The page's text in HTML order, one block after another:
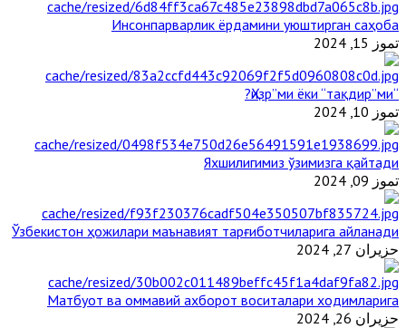
Инсонпарварлик ёрдамини уюштирган саҳоба
تموز 15, 2024
“Ҳизр”ми ёки “тақдир”ми?
تموز 10, 2024
Яхшилигимиз ўзимизга қайтади
تموز 09, 2024
Ўзбекистон ҳожилари маънавият тарғиботчиларига айланади
حزيران 27, 2024
Матбуот ва оммавий ахборот воситалари ходимларига
حزيران 26, 2024